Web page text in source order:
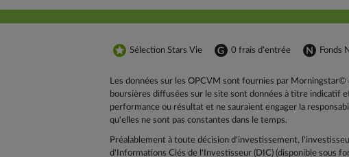
Sélection Stars Vie 0 frais d'entrée Fonds
Les données sur les OPCVM sont fournies par
boursières diffusées sur le site sont données à titre indicatif
performance ou résultat et ne sauraient engager la
qu'elles ne sont pas constantes dans le temps.
Préalablement à toute décision d'investissement,
d'Informations Clés de l'Investisseur (DIC) (disponible sous